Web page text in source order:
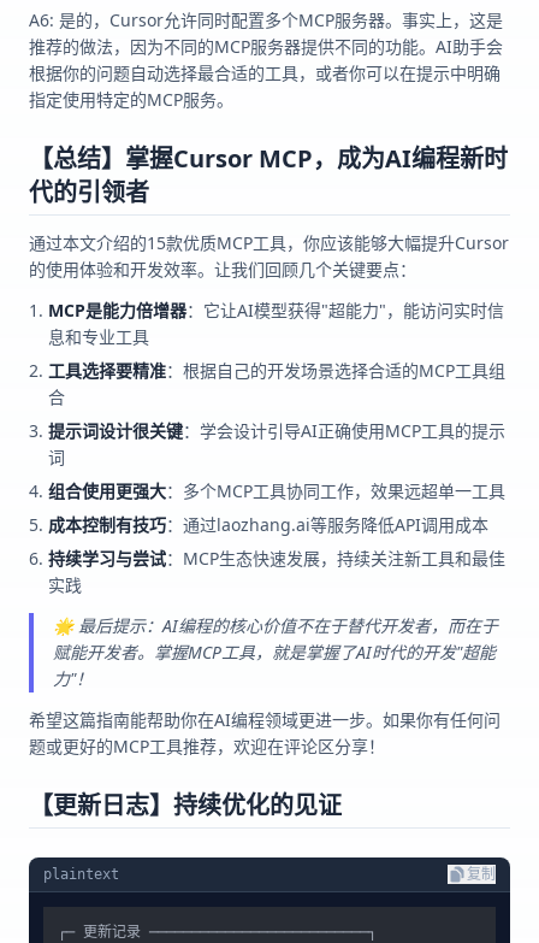
A6: 是的，Cursor允许同时配置多个MCP服务器。事实上，这是
推荐的做法，因为不同的MCP服务器提供不同的功能。AI助手会
根据你的问题自动选择最合适的工具，或者你可以在提示中明确
指定使用特定的MCP服务。
【总结】掌握Cursor MCP，成为AI编程新时
代的引领者
通过本文介绍的15款优质MCP工具，你应该能够大幅提升Cursor
的使用体验和开发效率。让我们回顾几个关键要点：
MCP是能力倍增器：它让AI模型获得"超能力"，能访问实时信
息和专业工具
工具选择要精准：根据自己的开发场景选择合适的MCP工具组
合
提示词设计很关键：学会设计引导AI正确使用MCP工具的提示
词
组合使用更强大：多个MCP工具协同工作，效果远超单一工具
成本控制有技巧：通过laozhang.ai等服务降低API调用成本
持续学习与尝试：MCP生态快速发展，持续关注新工具和最佳
实践
🌟 最后提示：AI编程的核心价值不在于替代开发者，而在于
赋能开发者。掌握MCP工具，就是掌握了AI时代的开发"超能
力"！
希望这篇指南能帮助你在AI编程领域更进一步。如果你有任何问
题或更好的MCP工具推荐，欢迎在评论区分享！
【更新日志】持续优化的见证
plaintext 复制
┌─ 更新记录 ──────────────────────────┐